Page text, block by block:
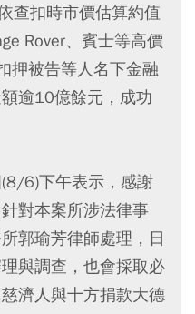
查扣時市價估算約值
Rover、賓士等高價
押被告等人名下金融
逾10億餘元，成功
6)下午表示，感謝
對本案所涉法律事
郭瑜芳律師處理，日
與調查，也會採取必
濟人與十方捐款大德